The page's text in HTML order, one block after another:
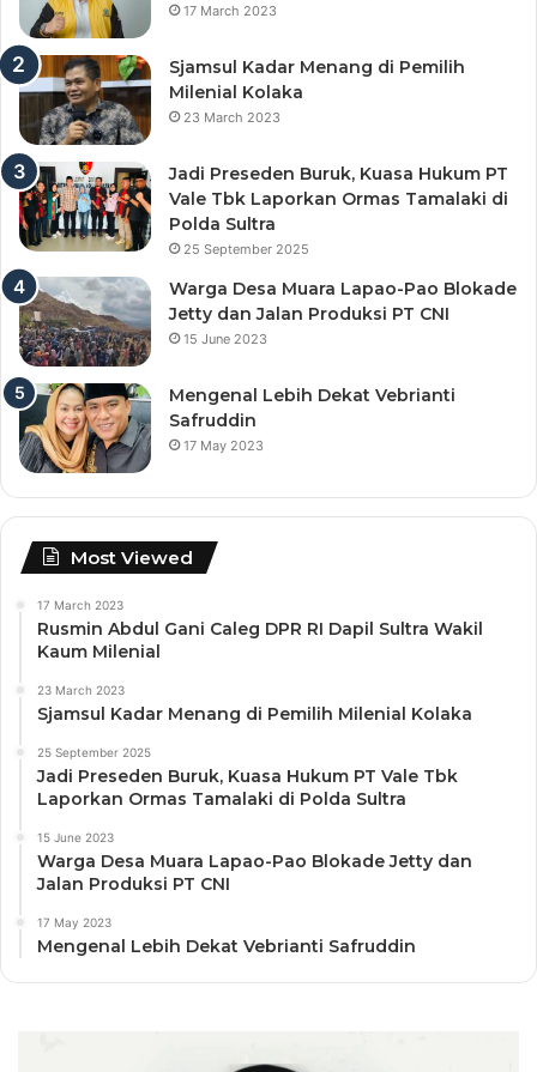
17 March 2023
Sjamsul Kadar Menang di Pemilih
Milenial Kolaka
23 March 2023
Jadi Preseden Buruk, Kuasa Hukum PT
Vale Tbk Laporkan Ormas Tamalaki di
Polda Sultra
25 September 2025
Warga Desa Muara Lapao-Pao Blokade
Jetty dan Jalan Produksi PT CNI
15 June 2023
Mengenal Lebih Dekat Vebrianti
Safruddin
17 May 2023
Most Viewed
17 March 2023
Rusmin Abdul Gani Caleg DPR RI Dapil Sultra Wakil
Kaum Milenial
23 March 2023
Sjamsul Kadar Menang di Pemilih Milenial Kolaka
25 September 2025
Jadi Preseden Buruk, Kuasa Hukum PT Vale Tbk
Laporkan Ormas Tamalaki di Polda Sultra
15 June 2023
Warga Desa Muara Lapao-Pao Blokade Jetty dan
Jalan Produksi PT CNI
17 May 2023
Mengenal Lebih Dekat Vebrianti Safruddin